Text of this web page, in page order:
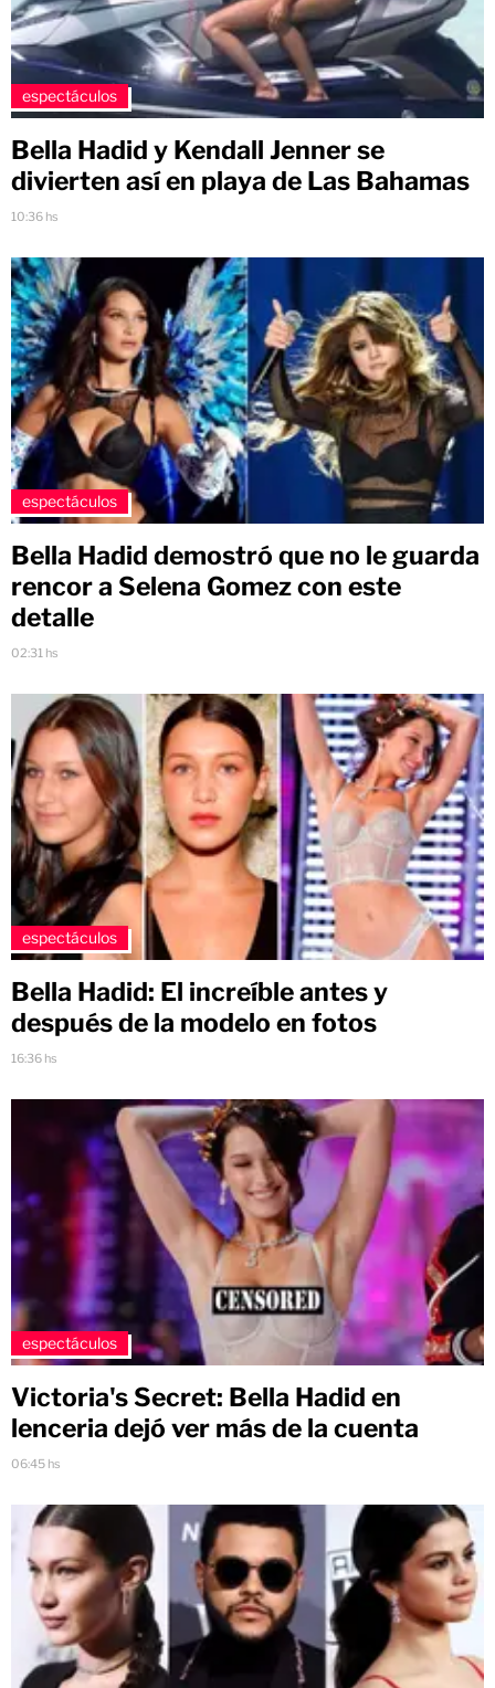
espectáculos
Bella Hadid y Kendall Jenner se
divierten así en playa de Las Bahamas
10:36 hs
espectáculos
Bella Hadid demostró que no le guarda
rencor a Selena Gomez con este
detalle
02:31 hs
espectáculos
Bella Hadid: El increíble antes y
después de la modelo en fotos
16:36 hs
espectáculos
Victoria's Secret: Bella Hadid en
lenceria dejó ver más de la cuenta
06:45 hs